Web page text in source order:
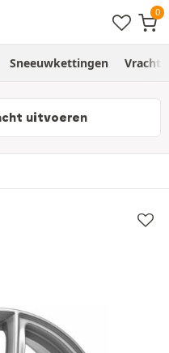
Sneeuwkettingen
uitvoeren